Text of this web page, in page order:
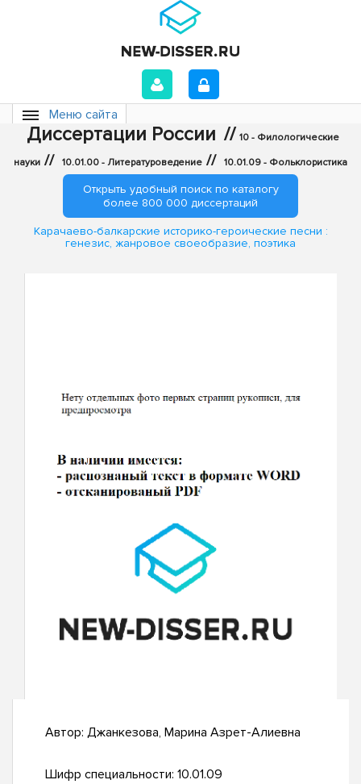
Меню сайта
Диссертации России // 10 - Филологические
науки // 10.01.00 - Литературоведение // 10.01.09 - Фольклористика
Открыть удобный поиск по каталогу
более 800 000 диссертаций
Карачаево-балкарские историко-героические песни :
генезис, жанровое своеобразие, поэтика
Автор: Джанкезова, Марина Азрет-Алиевна
Шифр специальности: 10.01.09